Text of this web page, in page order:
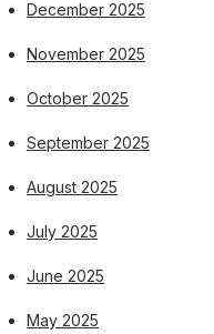
December 2025
November 2025
October 2025
September 2025
August 2025
July 2025
June 2025
May 2025